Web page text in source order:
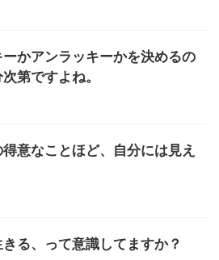
ーかアンラッキーかを決めるの
第ですよね。
得意なことほど、自分には見え
る、って意識してますか？